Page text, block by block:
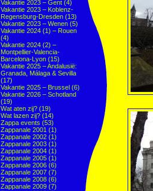
Vakantie 2023 – Gent (4)
Vakantie 2023 – Koblenz-
Regensburg-Dresden (13)
Vakantie 2023 – Wenen (5)
Vakantie 2024 (1) – Rouen
(4)
Vakantie 2024 (2) –
Montpellier-Valencia-
Barcelona-Lyon (15)
Vakantie 2025 – Andalusië:
Granada, Málaga & Sevilla
(17)
Vakantie 2025 – Brussel (6)
Vakantie 2026 – Schotland
(19)
Wat aten zij? (19)
Wat lazen zij? (14)
Zappa events (53)
Zappanale 2001 (1)
Zappanale 2002 (1)
Zappanale 2003 (1)
Zappanale 2004 (1)
Zappanale 2005 (1)
Zappanale 2006 (6)
Zappanale 2007 (7)
Zappanale 2008 (6)
Zappanale 2009 (7)